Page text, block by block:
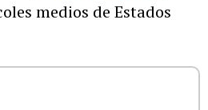
medios de Estados